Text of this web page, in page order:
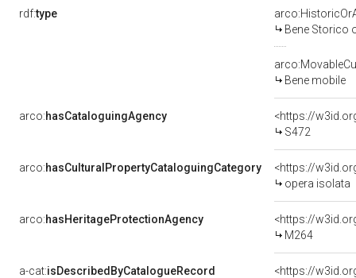
rdf:type
Bene Storico
Bene mobile
arco:hasCataloguingAgency
<https://
S472
arco:hasCulturalPropertyCataloguingCategory
<https://
opera isolata
arco:hasHeritageProtectionAgency
<https://
M264
a-cat:isDescribedByCatalogueRecord
<https://